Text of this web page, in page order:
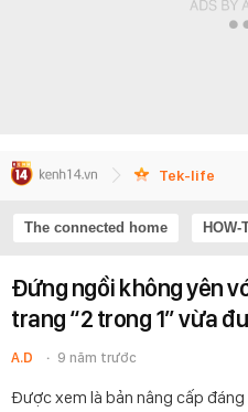
Tek-life
The connected home HOW-
Đứng ngồi không yên
trang “2 trong 1” vừa
A.D 9 năm trước
Được xem là bản nâng cấp đáng